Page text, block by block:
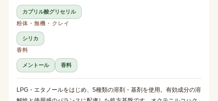
カプリル酸グリセリル
粉体・無機・クレイ
シリカ
香料
メントール 香料
LPG・エタノールをはじめ、5種類の溶剤・基剤を使用。有効成分の溶